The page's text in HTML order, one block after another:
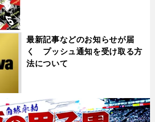
最新記事などのお知らせが届
く プッシュ通知を受け取る方
法について